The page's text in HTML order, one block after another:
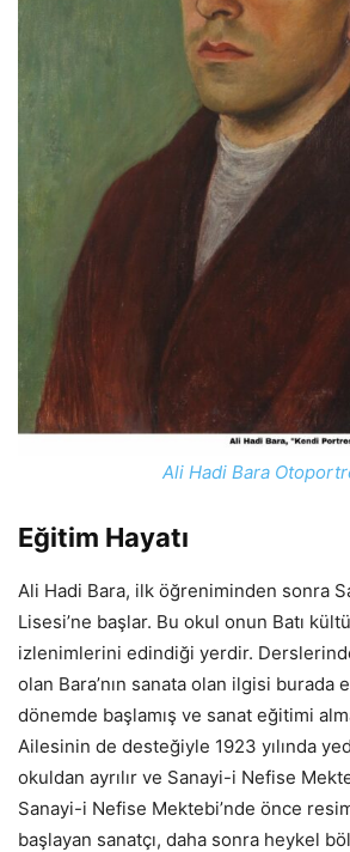
Ali Hadi Bara
Eğitim Hayatı
Ali Hadi Bara, ilk öğreniminden sonra
Lisesi’ne başlar. Bu okul onun Batı
izlenimlerini edindiği yerdir.
olan Bara’nın sanata olan ilgisi burada
dönemde başlamış ve sanat eğitimi
Ailesinin de desteğiyle 1923 yılında
okuldan ayrılır ve Sanayi-i Nefise
Sanayi-i Nefise Mektebi’nde önce
başlayan sanatçı, daha sonra heykel